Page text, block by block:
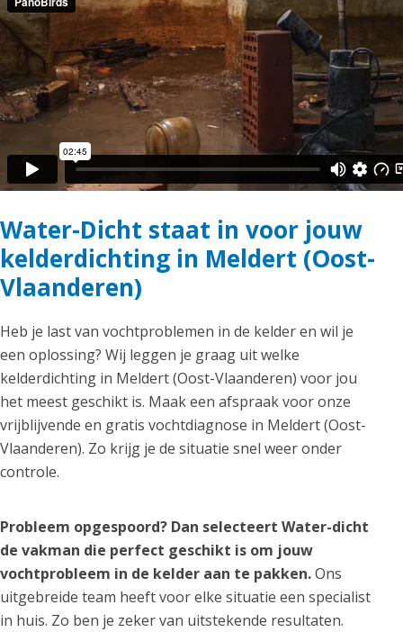
Water-Dicht staat in voor jouw
kelderdichting in Meldert (Oost-
Vlaanderen)
Heb je last van vochtproblemen in de kelder en wil je
een oplossing? Wij leggen je graag uit welke
kelderdichting in Meldert (Oost-Vlaanderen) voor jou
het meest geschikt is. Maak een afspraak voor onze
vrijblijvende en gratis vochtdiagnose in Meldert (Oost-
Vlaanderen). Zo krijg je de situatie snel weer onder
controle.
Probleem opgespoord? Dan selecteert Water-dicht
de vakman die perfect geschikt is om jouw
vochtprobleem in de kelder aan te pakken.Ons
uitgebreide team heeft voor elke situatie een specialist
in huis. Zo ben je zeker van uitstekende resultaten.